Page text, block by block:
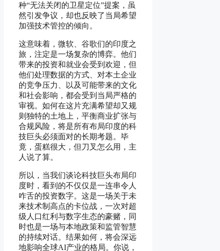
种“无法关闭的卫星定位”提案，虽
然引发争议，却也反映了当局希望
加强技术管控的倾向。
这意味着，微软、谷歌们的印度之
旅，注定是一场复杂的博弈。他们
带来的投资和就业会受到欢迎，但
他们处理数据的方式、对本土企业
的竞争压力、以及可能带来的文化
和社会影响，都会受到当局严格的
审视。如何在这片充满希望却又规
则独特的土地上，平衡商业扩张与
合规风险，将是所有布局印度的科
技巨头必须面对的长期考题。毕
竟，蛋糕很大，但刀叉怎么用，主
人说了算。
所以，当我们谈论科技巨头布局印
度时，看到的不仅仅是一连串令人
咋舌的投资数字。这是一场关于未
来技术制高点的卡位战，一次对超
级人口红利与数字生态的豪赌，同
时也是一场与本地政策和监管智慧
的持续对话。结果如何，将会深远
地影响全球AI产业的格局。你说，